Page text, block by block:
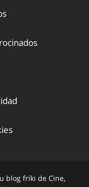
blog friki de Cine,